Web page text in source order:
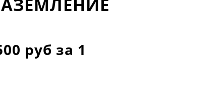
руб за 1